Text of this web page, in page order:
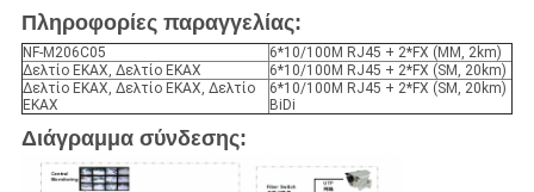
Πληροφορίες παραγγελίας:
NF-M206C05
6*10/100M RJ45 + 2*FX (MM, 2km)
Δελτίο ΕΚΑΧ, Δελτίο ΕΚΑΧ
6*10/100M RJ45 + 2*FX (SM, 20km)
Δελτίο ΕΚΑΧ, Δελτίο ΕΚΑΧ, Δελτίο
ΕΚΑΧ
6*10/100M RJ45 + 2*FX (SM, 20km)
BiDi
Διάγραμμα σύνδεσης: